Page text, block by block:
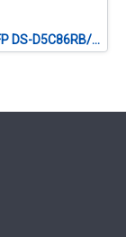
HIKVISION IFP DS-D5C86RB/B2L 86 นิ้ว 4K Interactive Display